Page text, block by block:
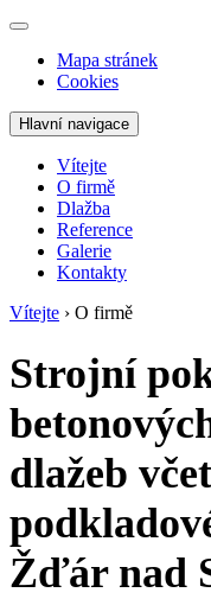
Mapa stránek
Cookies
Hlavní navigace
Vítejte
O firmě
Dlažba
Reference
Galerie
Kontakty
Vítejte › O firmě
Strojní
dlažeb
Žďár nad